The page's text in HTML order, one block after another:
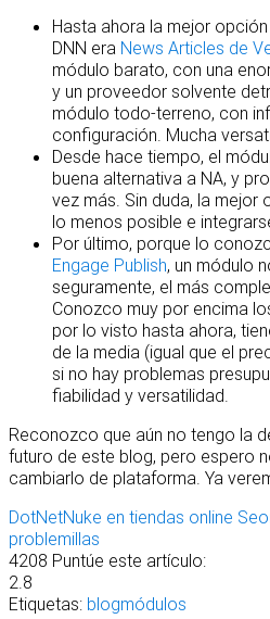
Hasta ahora la mejor
DNN era News Articles de
módulo barato, con una
y un proveedor solvente
módulo todo-terreno, con
configuración. Mucha
Desde hace tiempo, el
buena alternativa a NA, y
vez más. Sin duda, la
lo menos posible e
Por último, porque lo
Engage Publish, un módulo
seguramente, el más
Conozco muy por encima
por lo visto hasta ahora,
de la media (igual que el
si no hay problemas
fiabilidad y versatilidad.
Reconozco que aún no tengo la
futuro de este blog, pero espero
cambiarlo de plataforma. Ya
DotNetNuke en tiendas online
problemillas
4208 Puntúe este artículo:
2.8
Etiquetas: blogmódulos